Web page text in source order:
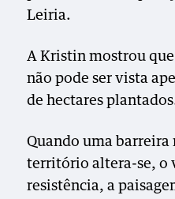
Leiria.
A Kristin mostrou
não pode ser vista
de hectares
Quando uma barreira
território altera-se, o
resistência, a